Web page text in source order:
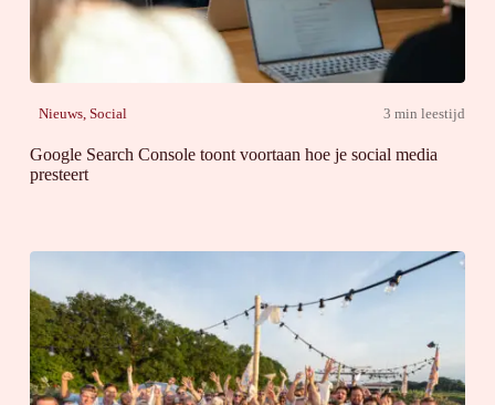
Nieuws, Social 3 min leestijd
Google Search Console toont voortaan hoe je social media
presteert